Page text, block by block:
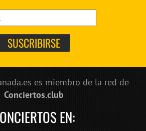
es miembro de la red de
Conciertos.club
EN: